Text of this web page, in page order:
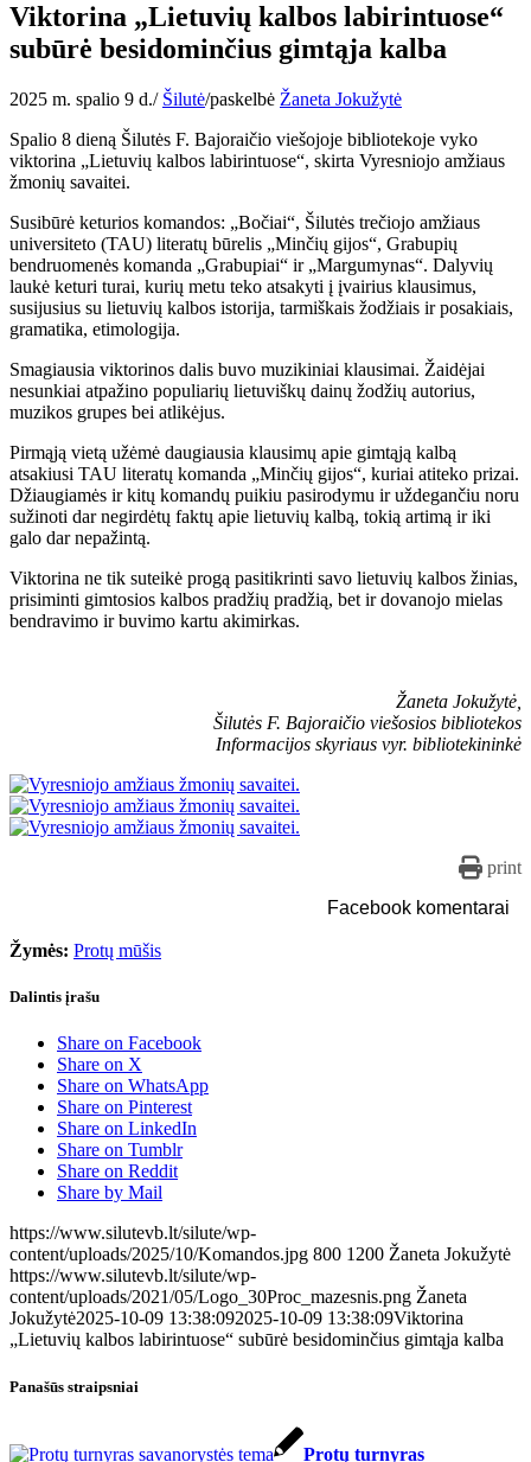
Viktorina „Lietuvių kalbos labirintuose“
subūrė besidominčius gimtąja kalba
2025 m. spalio 9 d./ Šilutė/paskelbė Žaneta Jokužytė
Spalio 8 dieną Šilutės F. Bajoraičio viešojoje bibliotekoje vyko
viktorina „Lietuvių kalbos labirintuose“, skirta Vyresniojo amžiaus
žmonių savaitei.
Susibūrė keturios komandos: „Bočiai“, Šilutės trečiojo amžiaus
universiteto (TAU) literatų būrelis „Minčių gijos“, Grabupių
bendruomenės komanda „Grabupiai“ ir „Margumynas“. Dalyvių
laukė keturi turai, kurių metu teko atsakyti į įvairius klausimus,
susijusius su lietuvių kalbos istorija, tarmiškais žodžiais ir posakiais,
gramatika, etimologija.
Smagiausia viktorinos dalis buvo muzikiniai klausimai. Žaidėjai
nesunkiai atpažino populiarių lietuviškų dainų žodžių autorius,
muzikos grupes bei atlikėjus.
Pirmąją vietą užėmė daugiausia klausimų apie gimtąją kalbą
atsakiusi TAU literatų komanda „Minčių gijos“, kuriai atiteko prizai.
Džiaugiamės ir kitų komandų puikiu pasirodymu ir uždegančiu noru
sužinoti dar negirdėtų faktų apie lietuvių kalbą, tokią artimą ir iki
galo dar nepažintą.
Viktorina ne tik suteikė progą pasitikrinti savo lietuvių kalbos žinias,
prisiminti gimtosios kalbos pradžių pradžią, bet ir dovanojo mielas
bendravimo ir buvimo kartu akimirkas.
Žaneta Jokužytė,
Šilutės F. Bajoraičio viešosios bibliotekos
Informacijos skyriaus vyr. bibliotekininkė
print
Facebook komentarai
Žymės: Protų mūšis
Dalintis įrašu
Share on Facebook
Share on X
Share on WhatsApp
Share on Pinterest
Share on LinkedIn
Share on Tumblr
Share on Reddit
Share by Mail
https://www.silutevb.lt/silute/wp-
content/uploads/2025/10/Komandos.jpg 800 1200 Žaneta Jokužytė
https://www.silutevb.lt/silute/wp-
content/uploads/2021/05/Logo_30Proc_mazesnis.png Žaneta
Jokužytė2025-10-09 13:38:092025-10-09 13:38:09Viktorina
„Lietuvių kalbos labirintuose“ subūrė besidominčius gimtąja kalba
Panašūs straipsniai
Protų turnyras